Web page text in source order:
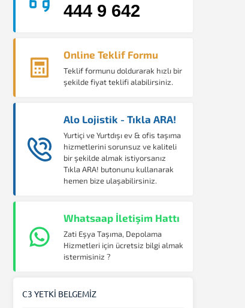
444 9 642
Online Teklif Formu
Teklif formunu doldurarak hızlı bir
şekilde fiyat teklifi alabilirsiniz.
Alo Lojistik - Tıkla ARA!
Yurtiçi ve Yurtdışı ev & ofis taşıma
hizmetlerini sorunsuz ve kaliteli
bir şekilde almak istiyorsanız
Tıkla ARA! butonunu kullanarak
hemen bize ulaşabilirsiniz.
Whatsaap İletişim Hattı
Zati Eşya Taşıma, Depolama
Hizmetleri için ücretsiz bilgi almak
istermisiniz ?
C3 YETKİ BELGEMİZ